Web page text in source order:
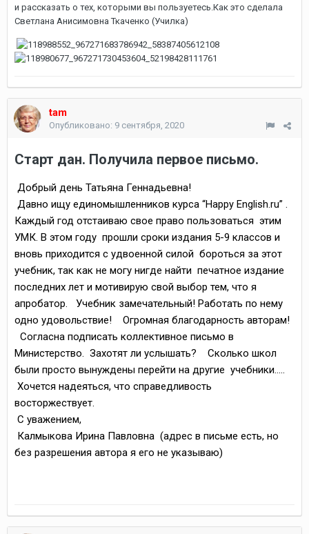
и рассказать о тех, которыми вы пользуетесь.Как это сделала
Светлана Анисимовна Ткаченко (Училка)
tam
Опубликовано: 9 сентября, 2020
Старт дан. Получила первое письмо.
Добрый день Татьяна Геннадьевна!
Давно ищу единомышленников курса “Happy English.ru” .
Каждый год отстаиваю свое право пользоваться этим
УМК. В этом году прошли сроки издания 5-9 классов и
вновь приходится с удвоенной силой бороться за этот
учебник, так как не могу нигде найти печатное издание
последних лет и мотивирую свой выбор тем, что я
апробатор. Учебник замечательный! Работать по нему
одно удовольствие! Огромная благодарность авторам!
Согласна подписать коллективное письмо в
Министерство. Захотят ли услышать? Сколько школ
были просто вынуждены перейти на другие учебники…..
Хочется надеяться, что справедливость
восторжествует.
С уважением,
Калмыкова Ирина Павловна (адрес в письме есть, но
без разрешения автора я его не указываю)